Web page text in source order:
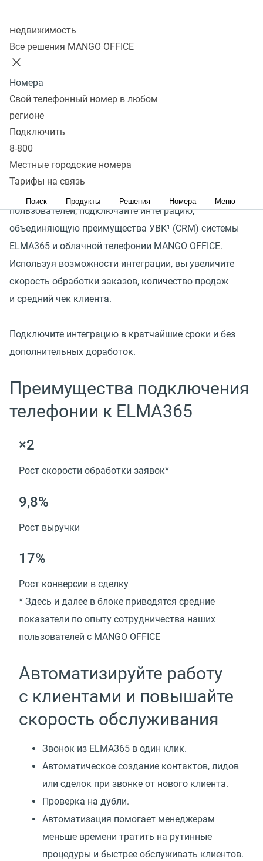
Недвижимость
Все решения MANGO OFFICE
Номера
Свой телефонный номер в любом
регионе
Подключить
8-800
Местные городские номера
Тарифы на связь
Поиск Продукты Решения Номера Меню
Телефония для ELMA365
Формируйте максимально позитивное впечатление
у клиента в начале общения
Сейчас клиенты ожидают, что при звонке сотрудник
быстро ответит и будет в курсе истории обращения,
пользователей, подключайте интеграцию,
объединяющую преимущества УВК¹ (CRM) системы
ELMA365 и облачной телефонии MANGO OFFICE.
Используя возможности интеграции, вы увеличите
скорость обработки заказов, количество продаж
и средний чек клиента.
Подключите интеграцию в кратчайшие сроки и без
дополнительных доработок.
Преимущества подключения
телефонии к ELMA365
×2
Рост скорости обработки заявок*
9,8%
Рост выручки
17%
Рост конверсии в сделку
* Здесь и далее в блоке приводятся средние
показатели по опыту сотрудничества наших
пользователей с MANGO OFFICE
Автоматизируйте работу
с клиентами и повышайте
скорость обслуживания
Звонок из ELMA365 в один клик.
Автоматическое создание контактов, лидов
или сделок при звонке от нового клиента.
Проверка на дубли.
Автоматизация помогает менеджерам
меньше времени тратить на рутинные
процедуры и быстрее обслуживать клиентов.